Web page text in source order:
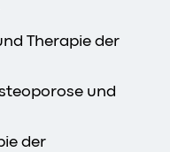
Therapie der
und
der